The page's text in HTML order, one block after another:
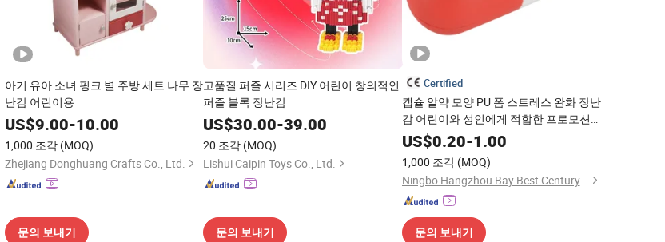
아기 유아 소녀 핑크 별 주방 세트 나무 장
난감 어린이용
US$9.00-10.00
1,000 조각 (MOQ)
Zhejiang Donghuang Crafts Co., Ltd.
문의 보내기
고품질 퍼즐 시리즈 DIY 어린이 창의적인
퍼즐 블록 장난감
US$30.00-39.00
20 조각 (MOQ)
Lishui Caipin Toys Co., Ltd.
문의 보내기
Certified
캡슐 알약 모양 PU 폼 스트레스 완화 장난
감 어린이와 성인에게 적합한 프로모션
스트레스 볼
US$0.20-1.00
1,000 조각 (MOQ)
Ningbo Hangzhou Bay Best Century Crafts Co., Ltd.
문의 보내기